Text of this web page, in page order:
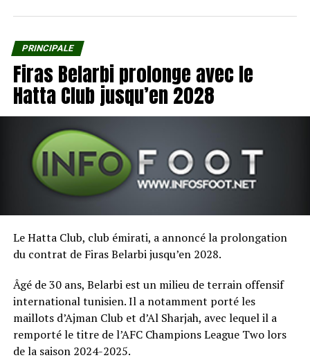
PRINCIPALE
Firas Belarbi prolonge avec le
Hatta Club jusqu’en 2028
Le Hatta Club, club émirati, a annoncé la prolongation
du contrat de Firas Belarbi jusqu’en 2028.
Âgé de 30 ans, Belarbi est un milieu de terrain offensif
international tunisien. Il a notamment porté les
maillots d’Ajman Club et d’Al Sharjah, avec lequel il a
remporté le titre de l’AFC Champions League Two lors
de la saison 2024-2025.